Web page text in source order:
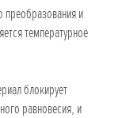
и
температурное
блокирует
равновесия, и